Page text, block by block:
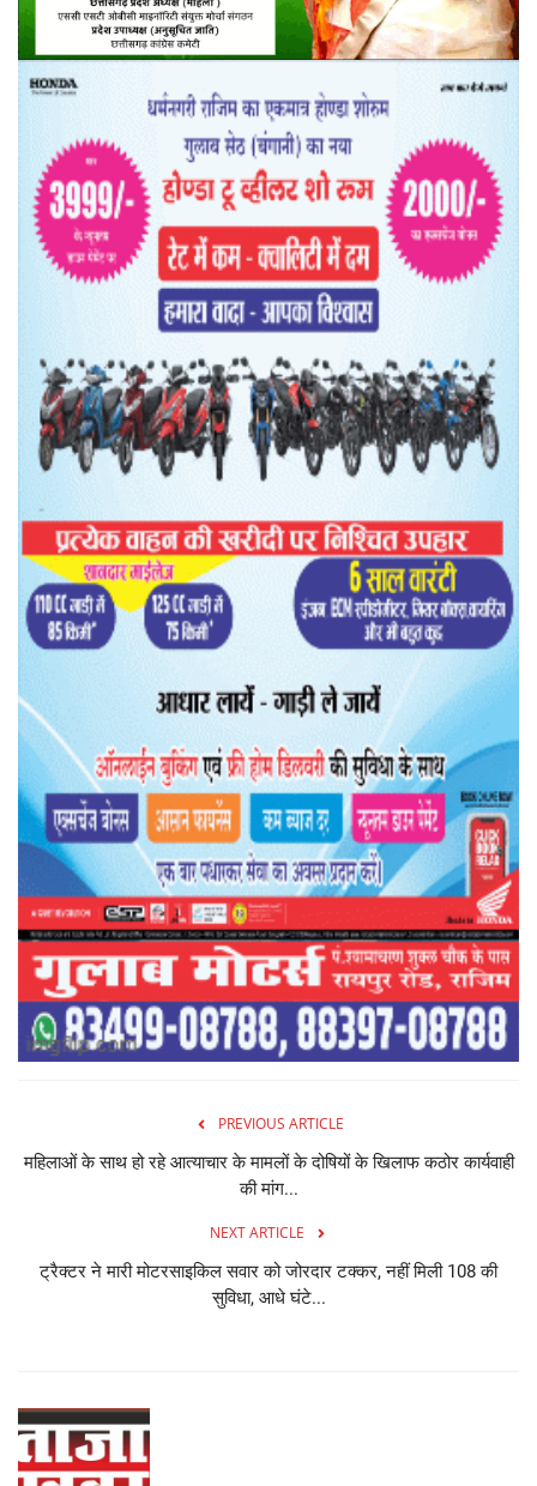
PREVIOUS ARTICLE
महिलाओं के साथ हो रहे आत्याचार के मामलों के दोषियों के खिलाफ कठोर कार्यवाही
की मांग...
NEXT ARTICLE
ट्रैक्टर ने मारी मोटरसाइकिल सवार को जोरदार टक्कर, नहीं मिली 108 की
सुविधा, आधे घंटे...